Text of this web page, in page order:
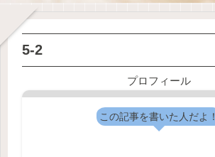
5-2
プロフィール
この記事を書いた人だよ！